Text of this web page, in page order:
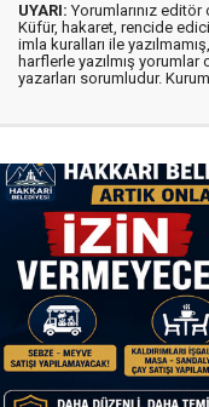
UYARI: Yorumlarınız editör
Küfür, hakaret, rencide
imla kuralları ile
harflerle yazılmış yorumlar
yazarları sorumludur.